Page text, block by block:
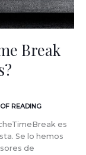
Break
READING
es
Se lo hemos
de